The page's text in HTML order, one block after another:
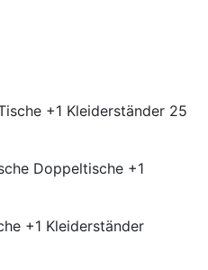
+1 Kleiderständer 25
Doppeltische +1
+1 Kleiderständer